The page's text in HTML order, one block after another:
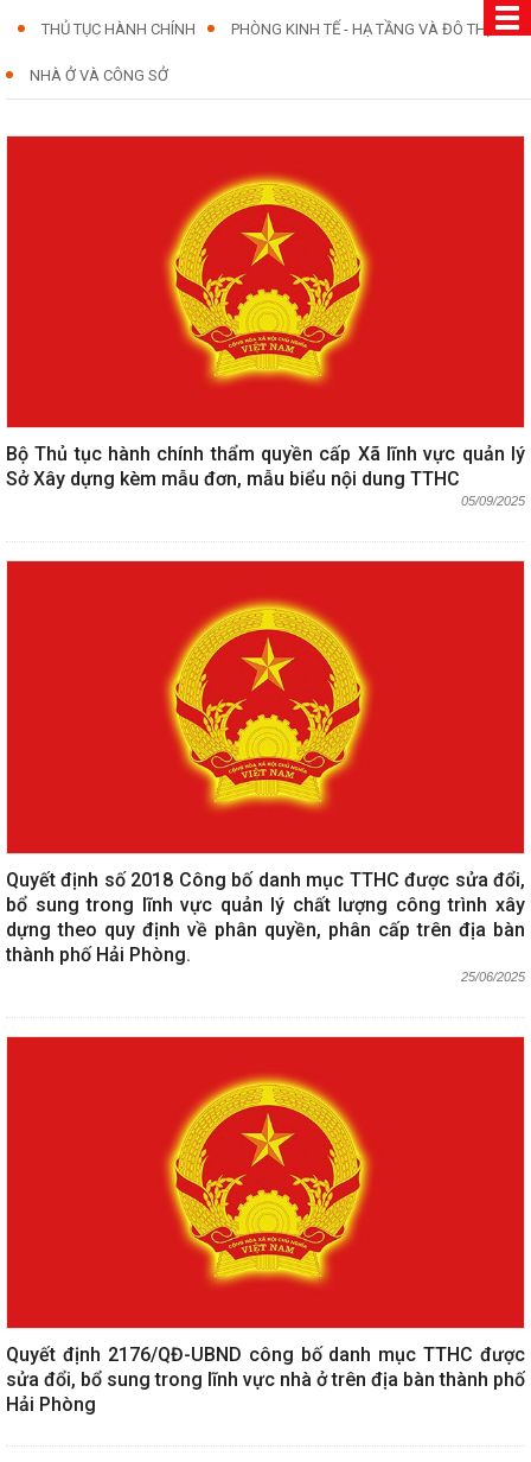
THỦ TỤC HÀNH CHÍNH PHÒNG KINH TẾ - HẠ TẦNG VÀ ĐÔ THỊ
NHÀ Ở VÀ CÔNG SỞ
Bộ Thủ tục hành chính thẩm quyền cấp Xã lĩnh vực quản lý
Sở Xây dựng kèm mẫu đơn, mẫu biểu nội dung TTHC
05/09/2025
Quyết định số 2018 Công bố danh mục TTHC được sửa đổi,
bổ sung trong lĩnh vực quản lý chất lượng công trình xây
dựng theo quy định về phân quyền, phân cấp trên địa bàn
thành phố Hải Phòng.
25/06/2025
Quyết định 2176/QĐ-UBND công bố danh mục TTHC được
sửa đổi, bổ sung trong lĩnh vực nhà ở trên địa bàn thành phố
Hải Phòng